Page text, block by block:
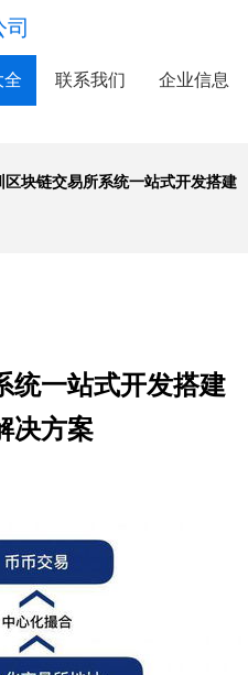
全 联系我们 企业信息
区块链交易所系统一站式开发搭建
统一站式开发搭建
决方案